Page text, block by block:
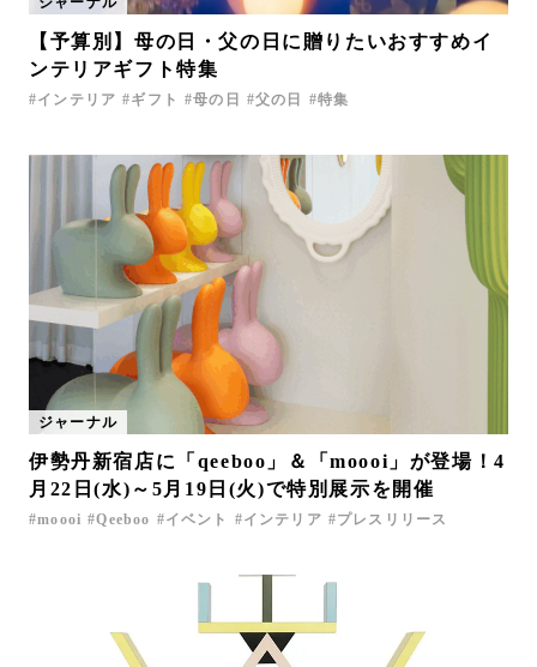
【予算別】母の日・父の日に贈りたいおすすめイ
ンテリアギフト特集
インテリア ギフト 母の日 父の日 特集
ジャーナル
伊勢丹新宿店に「qeeboo」＆「moooi」が登場！4
月22日(水)～5月19日(火)で特別展示を開催
moooi Qeeboo イベント インテリア プレスリリース